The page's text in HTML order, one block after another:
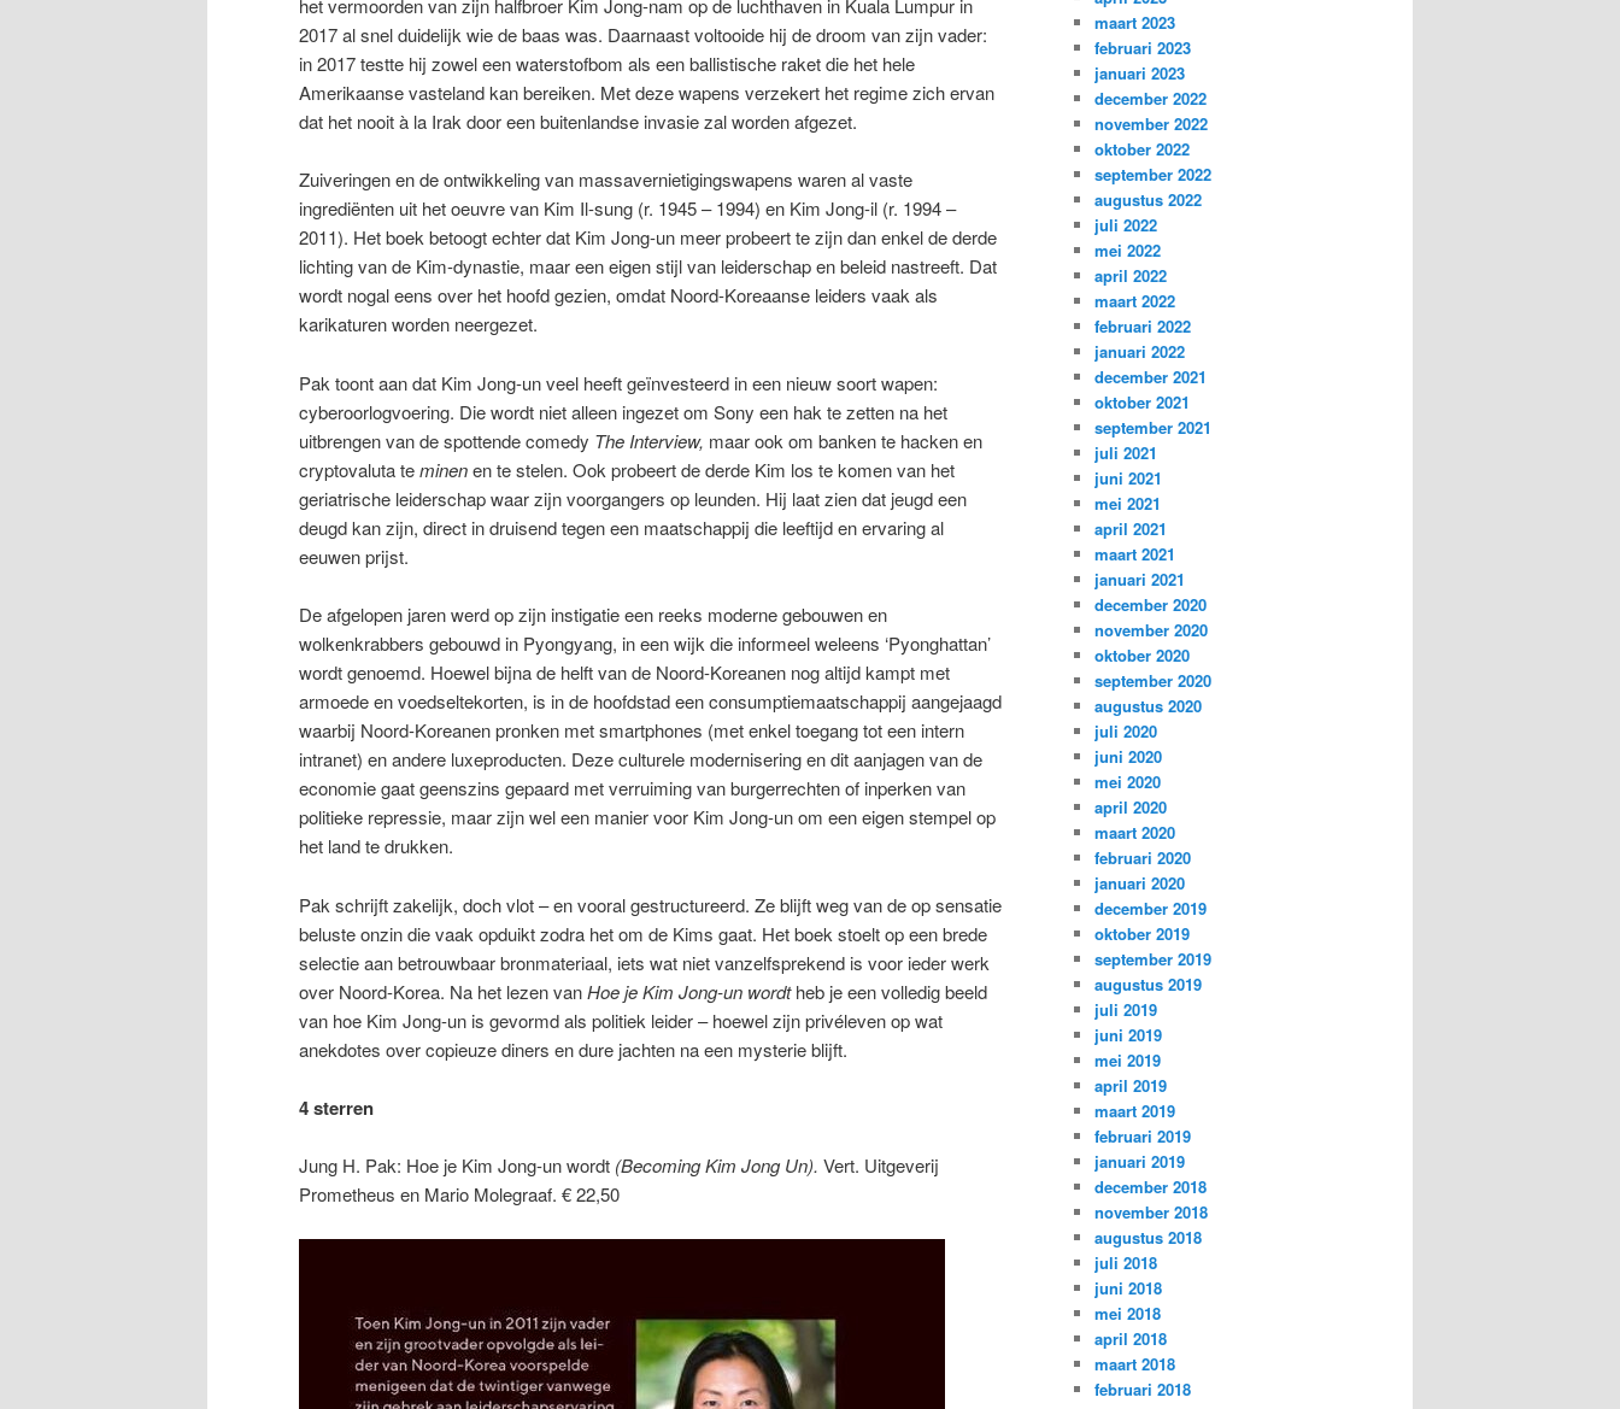
het vermoorden van zijn halfbroer Kim Jong-nam op de luchthaven in Kuala Lumpur in
2017 al snel duidelijk wie de baas was. Daarnaast voltooide hij de droom van zijn vader:
in 2017 testte hij zowel een waterstofbom als een ballistische raket die het hele
Amerikaanse vasteland kan bereiken. Met deze wapens verzekert het regime zich ervan
dat het nooit à la Irak door een buitenlandse invasie zal worden afgezet.
Zuiveringen en de ontwikkeling van massavernietigingswapens waren al vaste
ingrediënten uit het oeuvre van Kim Il-sung (r. 1945 – 1994) en Kim Jong-il (r. 1994 –
2011). Het boek betoogt echter dat Kim Jong-un meer probeert te zijn dan enkel de derde
lichting van de Kim-dynastie, maar een eigen stijl van leiderschap en beleid nastreeft. Dat
wordt nogal eens over het hoofd gezien, omdat Noord-Koreaanse leiders vaak als
karikaturen worden neergezet.
Pak toont aan dat Kim Jong-un veel heeft geïnvesteerd in een nieuw soort wapen:
cyberoorlogvoering. Die wordt niet alleen ingezet om Sony een hak te zetten na het
uitbrengen van de spottende comedy The Interview, maar ook om banken te hacken en
cryptovaluta teminenen te stelen. Ook probeert de derde Kim los te komen van het
geriatrische leiderschap waar zijn voorgangers op leunden. Hij laat zien dat jeugd een
deugd kan zijn, direct in druisend tegen een maatschappij die leeftijd en ervaring al
eeuwen prijst.
De afgelopen jaren werd op zijn instigatie een reeks moderne gebouwen en
wolkenkrabbers gebouwd in Pyongyang, in een wijk die informeel weleens ‘Pyonghattan’
wordt genoemd. Hoewel bijna de helft van de Noord-Koreanen nog altijd kampt met
armoede en voedseltekorten, is in de hoofdstad een consumptiemaatschappij aangejaagd
waarbij Noord-Koreanen pronken met smartphones (met enkel toegang tot een intern
intranet) en andere luxeproducten. Deze culturele modernisering en dit aanjagen van de
economie gaat geenszins gepaard met verruiming van burgerrechten of inperken van
politieke repressie, maar zijn wel een manier voor Kim Jong-un om een eigen stempel op
het land te drukken.
Pak schrijft zakelijk, doch vlot – en vooral gestructureerd. Ze blijft weg van de op sensatie
beluste onzin die vaak opduikt zodra het om de Kims gaat. Het boek stoelt op een brede
selectie aan betrouwbaar bronmateriaal, iets wat niet vanzelfsprekend is voor ieder werk
over Noord-Korea. Na het lezen vanHoe je Kim Jong-un wordtheb je een volledig beeld
van hoe Kim Jong-un is gevormd als politiek leider – hoewel zijn privéleven op wat
anekdotes over copieuze diners en dure jachten na een mysterie blijft.
4 sterren
Jung H. Pak: Hoe je Kim Jong-un wordt (Becoming Kim Jong Un). Vert. Uitgeverij
Prometheus en Mario Molegraaf. € 22,50
maart 2023
februari 2023
januari 2023
december 2022
november 2022
oktober 2022
september 2022
augustus 2022
juli 2022
mei 2022
april 2022
maart 2022
februari 2022
januari 2022
december 2021
oktober 2021
september 2021
juli 2021
juni 2021
mei 2021
april 2021
maart 2021
januari 2021
december 2020
november 2020
oktober 2020
september 2020
augustus 2020
juli 2020
juni 2020
mei 2020
april 2020
maart 2020
februari 2020
januari 2020
december 2019
oktober 2019
september 2019
augustus 2019
juli 2019
juni 2019
mei 2019
april 2019
maart 2019
februari 2019
januari 2019
december 2018
november 2018
augustus 2018
juli 2018
juni 2018
mei 2018
april 2018
maart 2018
februari 2018